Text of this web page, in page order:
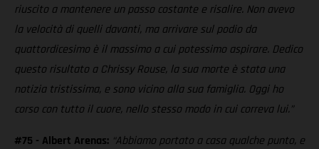
riuscito a mantenere un passo costante e risalire. Non avevo
la velocità di quelli davanti, ma arrivare sul podio da
quattordicesimo è il massimo a cui potessimo aspirare. Dedico
questo risultato a Chrissy Rouse, la sua morte è stata una
notizia tristissima, e sono vicino alla sua famiglia. Oggi ho
corso con tutto il cuore, nello stesso modo in cui correva lui.”
#75 - Albert Arenas: “Abbiamo portato a casa qualche punto, e